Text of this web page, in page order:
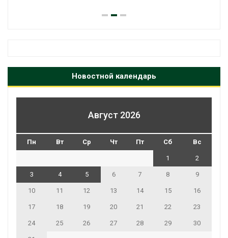
Новостной календарь
Август 2026
Пн Вт Ср Чт Пт Сб Вс
1 2
3 4 5 6 7 8 9
10 11 12 13 14 15 16
17 18 19 20 21 22 23
24 25 26 27 28 29 30